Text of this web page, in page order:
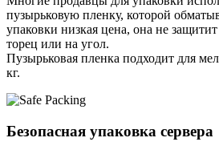
пузырьковую пленку, которой
упаковки низкая цена, она не
торец или на угол.
Пузырьковая пленка подходит для
кг.
Безопасная упаковка сервера